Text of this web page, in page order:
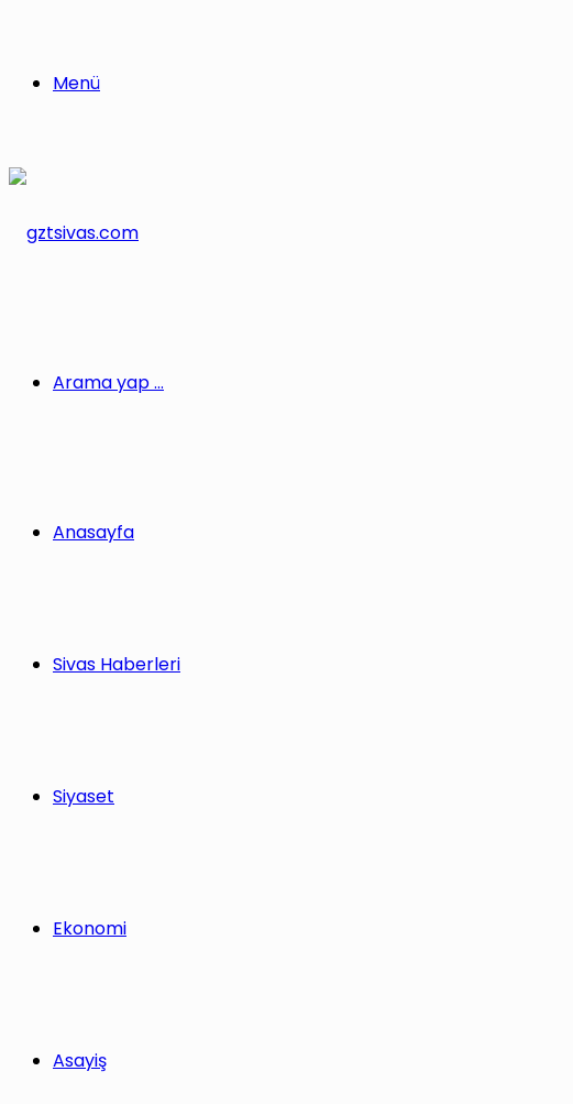
Menü
Arama yap ...
Anasayfa
Sivas Haberleri
Siyaset
Ekonomi
Asayiş